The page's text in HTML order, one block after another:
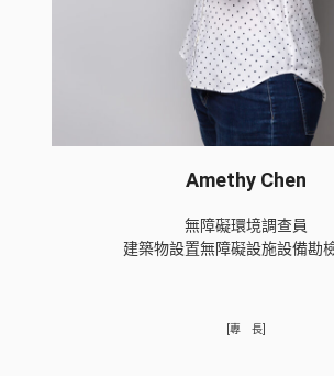
Amethy Chen
無障礙環境調查員
建築物設置無障礙設施設備勘
[專 長]